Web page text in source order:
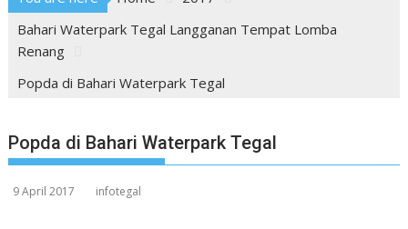
Bahari Waterpark Tegal Langganan Tempat Lomba
Renang
Popda di Bahari Waterpark Tegal
Popda di Bahari Waterpark Tegal
9 April 2017 infotegal